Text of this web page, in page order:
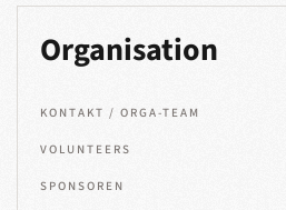
Organisation
KONTAKT / ORGA-TEAM
VOLUNTEERS
SPONSOREN